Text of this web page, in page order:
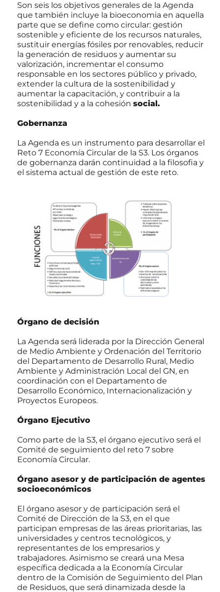
Son seis los objetivos generales de la Agenda
que también incluye la bioeconomia en aquella
parte que se define como circular: gestión
sostenible y eficiente de los recursos naturales,
sustituir energías fósiles por renovables, reducir
la generación de residuos y aumentar su
valorización, incrementar el consumo
responsable en los sectores público y privado,
extender la cultura de la sostenibilidad y
aumentar la capacitación, y contribuir a la
sostenibilidad y a la cohesión social.
Gobernanza
La Agenda es un instrumento para desarrollar el
Reto 7 Economía Circular de la S3. Los órganos
de gobernanza darán continuidad a la filosofia y
el sistema actual de gestión de este reto.
Órgano de decisión
La Agenda será liderada por la Dirección General
de Medio Ambiente y Ordenación del Territorio
del Departamento de Desarrollo Rural, Medio
Ambiente y Administración Local del GN, en
coordinación con el Departamento de
Desarrollo Económico, Internacionalización y
Proyectos Europeos.
Órgano Ejecutivo
Como parte de la S3, el órgano ejecutivo será el
Comité de seguimiento del reto 7 sobre
Economía Circular.
Órgano asesor y de participación de agentes
socioeconómicos
El órgano asesor y de participación será el
Comité de Dirección de la S3, en el que
participan empresas de las áreas prioritarias, las
universidades y centros tecnológicos, y
representantes de los empresarios y
trabajadores. Asimismo se creará una Mesa
específica dedicada a la Economía Circular
dentro de la Comisión de Seguimiento del Plan
de Residuos, que será dinamizada desde la